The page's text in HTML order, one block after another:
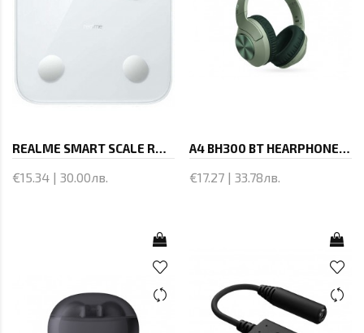
REALME SMART SCALE RMH2011 WHI
€15.34 | 30.00лв.
A4 BH300 BT HEARPHONE GREEN
€17.27 | 33.78лв.